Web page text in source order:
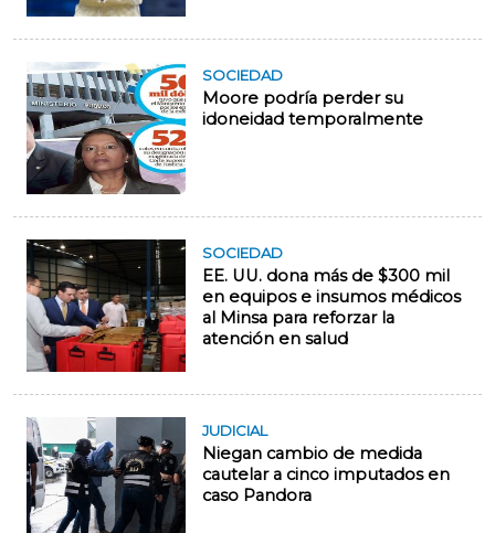
SOCIEDAD
Moore podría perder su
idoneidad temporalmente
SOCIEDAD
EE. UU. dona más de $300 mil
en equipos e insumos médicos
al Minsa para reforzar la
atención en salud
JUDICIAL
Niegan cambio de medida
cautelar a cinco imputados en
caso Pandora